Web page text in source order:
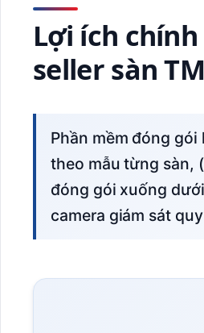
Lợi ích
seller sàn
Phần mềm đóng gói hàng loạt mang lại 5 lợi ích cốt lõi: (1) Tự động in nhãn vận đơn
theo mẫu từng sàn,
đóng gói xuống
camera giám sát